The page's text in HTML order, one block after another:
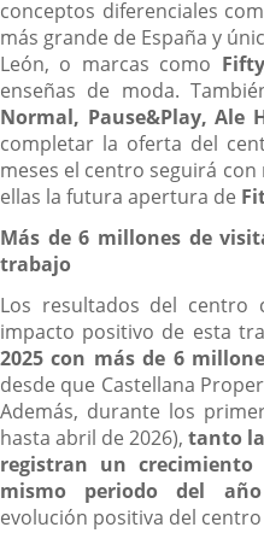
conceptos diferenciales
más grande de España y
León, o marcas como
enseñas de moda.
Normal, Pause&Play, Ale
completar la oferta del
meses el centro seguirá
ellas la futura apertura de
Más de 6 millones de
trabajo
Los resultados del centro
impacto positivo de esta
2025 con más de 6
desde que Castellana
Además, durante los
hasta abril de 2026), tanto
registran un
mismo periodo del
evolución positiva del